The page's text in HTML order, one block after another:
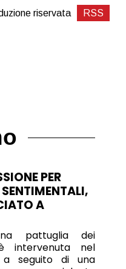
riservata RSS
PER
A
pattuglia dei
intervenuta nel
a seguito di una